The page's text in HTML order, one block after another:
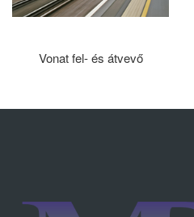
Vonat fel- és átvevő